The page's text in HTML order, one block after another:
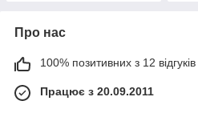
Про нас
100% позитивних з 12 відгуків
Працює з 20.09.2011